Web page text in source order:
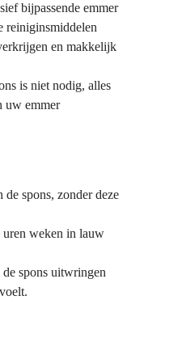
bijpassende emmer
reiniginsmiddelen
en makkelijk
is niet nodig, alles
uw emmer
spons, zonder deze
uren weken in lauw
spons uitwringen